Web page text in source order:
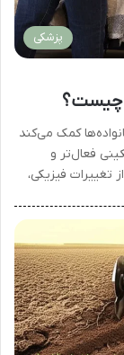
پزشکی
چیست؟
کمک می‌کند
فعال‌تر و
تغییرات فیزیکی،